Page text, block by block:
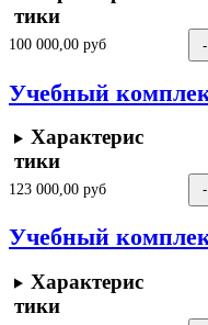
тики
100 000,00 руб
Учебный
Характерис
тики
123 000,00 руб
Учебный
Характерис
тики